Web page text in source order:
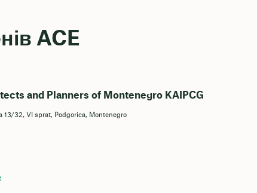
ACE
and Planners of Montenegro KAIPCG
13/32, VI sprat, Podgorica, Montenegro